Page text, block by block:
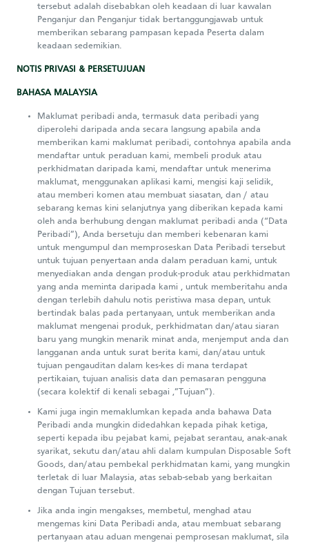
tersebut adalah disebabkan oleh keadaan di luar kawalan
Penganjur dan Penganjur tidak bertanggungjawab untuk
memberikan sebarang pampasan kepada Peserta dalam
keadaan sedemikian.
NOTIS PRIVASI & PERSETUJUAN
BAHASA MALAYSIA
Maklumat peribadi anda, termasuk data peribadi yang
diperolehi daripada anda secara langsung apabila anda
memberikan kami maklumat peribadi, contohnya apabila anda
mendaftar untuk peraduan kami, membeli produk atau
perkhidmatan daripada kami, mendaftar untuk menerima
maklumat, menggunakan aplikasi kami, mengisi kaji selidik,
atau memberi komen atau membuat siasatan, dan / atau
sebarang kemas kini selanjutnya yang diberikan kepada kami
oleh anda berhubung dengan maklumat peribadi anda (“Data
Peribadi”), Anda bersetuju dan memberi kebenaran kami
untuk mengumpul dan memproseskan Data Peribadi tersebut
untuk tujuan penyertaan anda dalam peraduan kami, untuk
menyediakan anda dengan produk-produk atau perkhidmatan
yang anda meminta daripada kami , untuk memberitahu anda
dengan terlebih dahulu notis peristiwa masa depan, untuk
bertindak balas pada pertanyaan, untuk memberikan anda
maklumat mengenai produk, perkhidmatan dan/atau siaran
baru yang mungkin menarik minat anda, menjemput anda dan
langganan anda untuk surat berita kami, dan/atau untuk
tujuan pengauditan dalam kes-kes di mana terdapat
pertikaian, tujuan analisis data dan pemasaran pengguna
(secara kolektif di kenali sebagai ,”Tujuan”).
Kami juga ingin memaklumkan kepada anda bahawa Data
Peribadi anda mungkin didedahkan kepada pihak ketiga,
seperti kepada ibu pejabat kami, pejabat serantau, anak-anak
syarikat, sekutu dan/atau ahli dalam kumpulan Disposable Soft
Goods, dan/atau pembekal perkhidmatan kami, yang mungkin
terletak di luar Malaysia, atas sebab-sebab yang berkaitan
dengan Tujuan tersebut.
Jika anda ingin mengakses, membetul, menghad atau
mengemas kini Data Peribadi anda, atau membuat sebarang
pertanyaan atau aduan mengenai pemprosesan maklumat, sila